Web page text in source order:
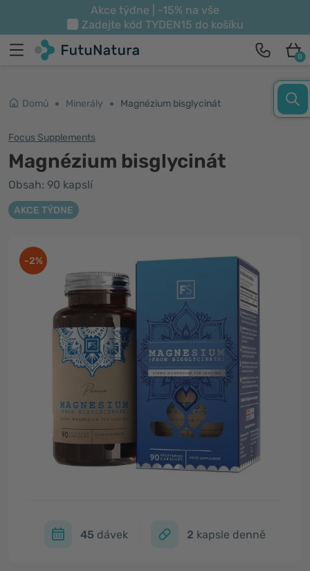
Akce týdne | -15% na vše
Zadejte kód TYDEN15 do košíku
0
Domů Minerály Magnézium bisglycinát
Focus Supplements
Magnézium bisglycinát
Obsah: 90 kapslí
AKCE TÝDNE
-2%
45 dávek 2 kapsle denně